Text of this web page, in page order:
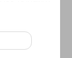
düşmesini
cm, taşıma